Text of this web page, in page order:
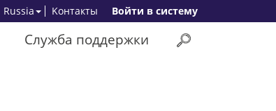
Bойти в систему
Kонтакты
Russia
Служба поддержки